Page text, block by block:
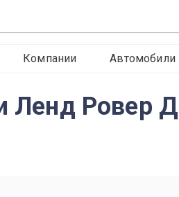
Компании Автомобили
Ленд Ровер